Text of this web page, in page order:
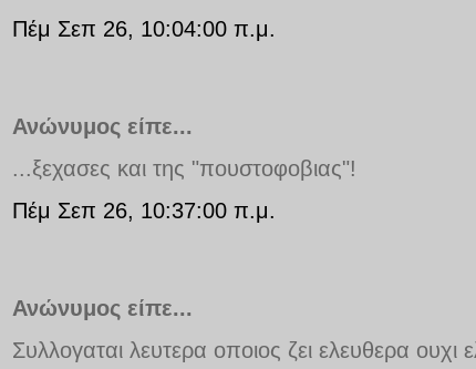
Πέμ Σεπ 26, 10:04:00 π.μ.
Ανώνυμος είπε...
...ξεχασες και της "πουστοφοβιας"!
Πέμ Σεπ 26, 10:37:00 π.μ.
Ανώνυμος είπε...
Συλλογαται λευτερα οποιος ζει ελευθερα ουχι